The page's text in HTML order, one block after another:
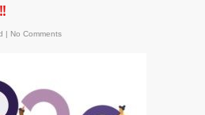
| No Comments